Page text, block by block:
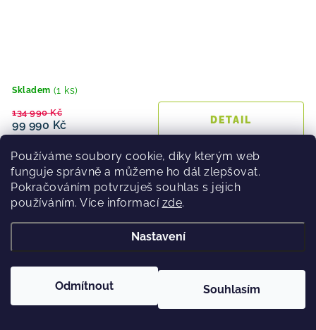
Používáme soubory cookie, díky kterým web
funguje správně a můžeme ho dál zlepšovat.
Pokračováním potvrzuješ souhlas s jejich
používáním. Více informací zde.
Nastavení
Odmítnout Souhlasím
Skladem (1 ks)
99 990 Kč
134 990 Kč
Horské elektrokolo Apache Quruk Bosch 5 green